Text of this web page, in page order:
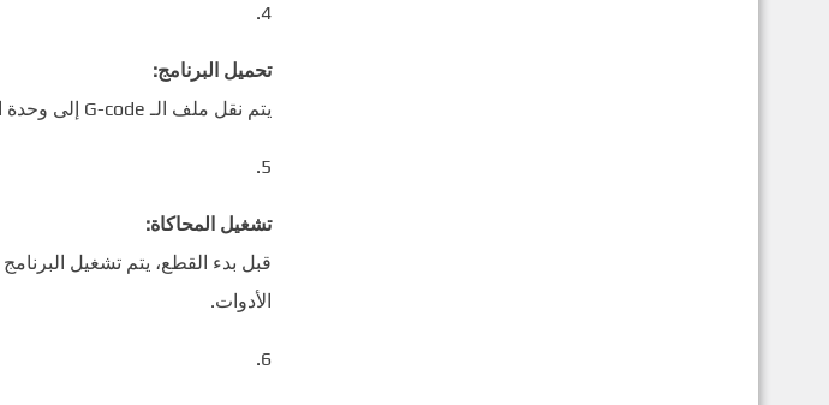
تحميل البرنامج:
يتم نقل ملف الـ G-code إلى وحدة التحكم في المخرطة إما عبر USB أو الاتصال الشبكي.
تشغيل المحاكاة:
قبل بدء القطع، يتم تشغيل
الأدوات.